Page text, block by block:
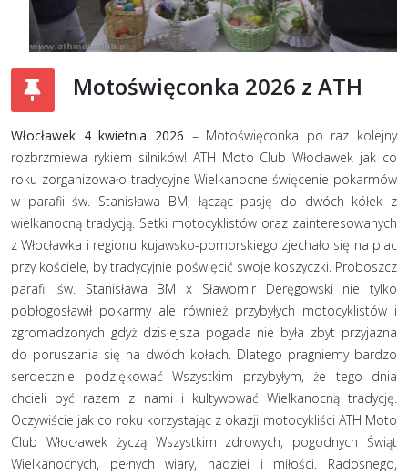
Motoświęconka 2026 z ATH
Włocławek 4 kwietnia 2026 – Motoświęconka po raz kolejny
rozbrzmiewa rykiem silników! ATH Moto Club Włocławek jak co
roku zorganizowało tradycyjne Wielkanocne święcenie pokarmów
w parafii św. Stanisława BM, łącząc pasję do dwóch kółek z
wielkanocną tradycją. Setki motocyklistów oraz zainteresowanych
z Włocławka i regionu kujawsko-pomorskiego zjechało się na plac
przy kościele, by tradycyjnie poświęcić swoje koszyczki. Proboszcz
parafii św. Stanisława BM x Sławomir Deręgowski nie tylko
pobłogosławił pokarmy ale również przybyłych motocyklistów i
zgromadzonych gdyż dzisiejsza pogada nie była zbyt przyjazna
do poruszania się na dwóch kołach. Dlatego pragniemy bardzo
serdecznie podziękować Wszystkim przybyłym, że tego dnia
chcieli być razem z nami i kultywować Wielkanocną tradycję.
Oczywiście jak co roku korzystając z okazji motocykliści ATH Moto
Club Włocławek życzą Wszystkim zdrowych, pogodnych Świąt
Wielkanocnych, pełnych wiary, nadziei i miłości. Radosnego,